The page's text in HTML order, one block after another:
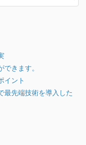
きます。
イント
最先端技術を導入した